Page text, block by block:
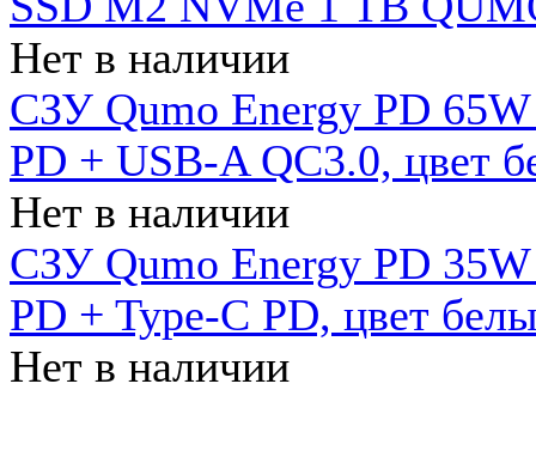
Нет в наличии
СЗУ Qumo Energy PD
PD + USB-A QC3.0, цвет
Нет в наличии
СЗУ Qumo Energy PD
PD + Type-C PD, цвет
Нет в наличии